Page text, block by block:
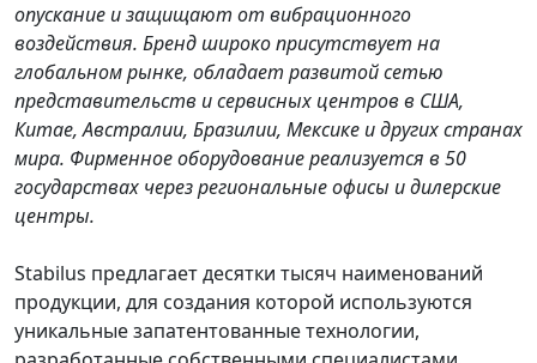
опускание и защищают от вибрационного
воздействия. Бренд широко присутствует на
глобальном рынке, обладает развитой сетью
представительств и сервисных центров в США,
Китае, Австралии, Бразилии, Мексике и других странах
мира. Фирменное оборудование реализуется в 50
государствах через региональные офисы и дилерские
центры.
Stabilus предлагает десятки тысяч наименований
продукции, для создания которой используются
уникальные запатентованные технологии,